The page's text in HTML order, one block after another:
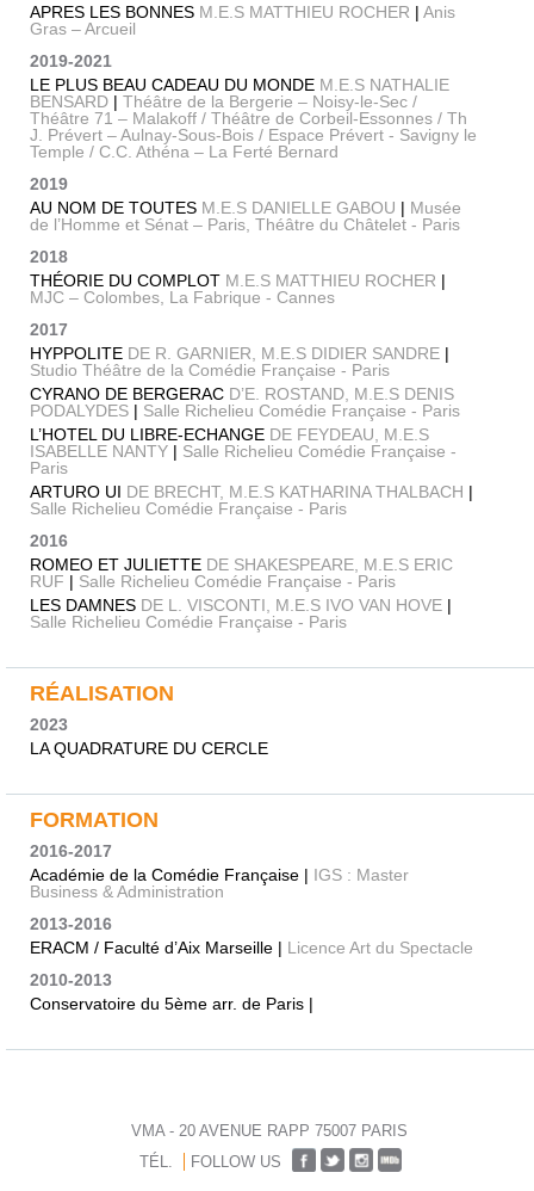
APRES LES BONNES M.E.S MATTHIEU ROCHER | Anis
Gras – Arcueil
2019-2021
LE PLUS BEAU CADEAU DU MONDE M.E.S NATHALIE
BENSARD | Théâtre de la Bergerie – Noisy-le-Sec /
Théâtre 71 – Malakoff / Théâtre de Corbeil-Essonnes / Th
J. Prévert – Aulnay-Sous-Bois / Espace Prévert - Savigny le
Temple / C.C. Athéna – La Ferté Bernard
2019
AU NOM DE TOUTES M.E.S DANIELLE GABOU | Musée
de l’Homme et Sénat – Paris, Théâtre du Châtelet - Paris
2018
THÉORIE DU COMPLOT M.E.S MATTHIEU ROCHER |
MJC – Colombes, La Fabrique - Cannes
2017
HYPPOLITE DE R. GARNIER, M.E.S DIDIER SANDRE |
Studio Théâtre de la Comédie Française - Paris
CYRANO DE BERGERAC D’E. ROSTAND, M.E.S DENIS
PODALYDES | Salle Richelieu Comédie Française - Paris
L’HOTEL DU LIBRE-ECHANGE DE FEYDEAU, M.E.S
ISABELLE NANTY | Salle Richelieu Comédie Française -
Paris
ARTURO UI DE BRECHT, M.E.S KATHARINA THALBACH |
Salle Richelieu Comédie Française - Paris
2016
ROMEO ET JULIETTE DE SHAKESPEARE, M.E.S ERIC
RUF | Salle Richelieu Comédie Française - Paris
LES DAMNES DE L. VISCONTI, M.E.S IVO VAN HOVE |
Salle Richelieu Comédie Française - Paris
RÉALISATION
2023
LA QUADRATURE DU CERCLE
FORMATION
2016-2017
Académie de la Comédie Française | IGS : Master
Business & Administration
2013-2016
ERACM / Faculté d’Aix Marseille | Licence Art du Spectacle
2010-2013
Conservatoire du 5ème arr. de Paris |
VMA - 20 AVENUE RAPP 75007 PARIS
TÉL.
FOLLOW US